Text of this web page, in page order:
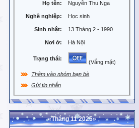
Họ tên: Nguyễn Thu Nga
Nghề nghiệp: Học sinh
Sinh nhật: 13 Tháng 2 - 1990
Nơi ở: Hà Nội
Trạng thái:
(Vắng mặt)
Thêm vào nhóm bạn bè
Gửi tin nhắn
«Tháng 11 2025»